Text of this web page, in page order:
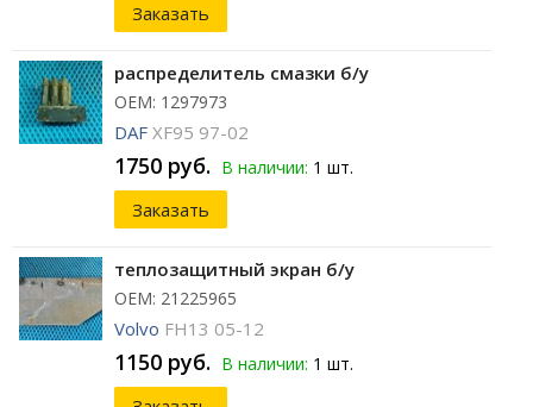
Заказать
распределитель смазки б/у
ОЕМ: 1297973
DAF XF95 97-02
1750 руб. В наличии: 1 шт.
Заказать
теплозащитный экран б/у
ОЕМ: 21225965
Volvo FH13 05-12
1150 руб. В наличии: 1 шт.